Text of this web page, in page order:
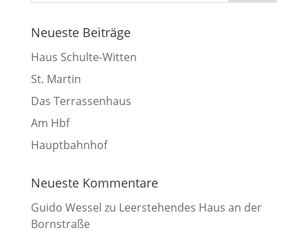
Neueste Beiträge
Haus Schulte-Witten
St. Martin
Das Terrassenhaus
Am Hbf
Hauptbahnhof
Neueste Kommentare
Guido Wessel zu Leerstehendes Haus an der
Bornstraße